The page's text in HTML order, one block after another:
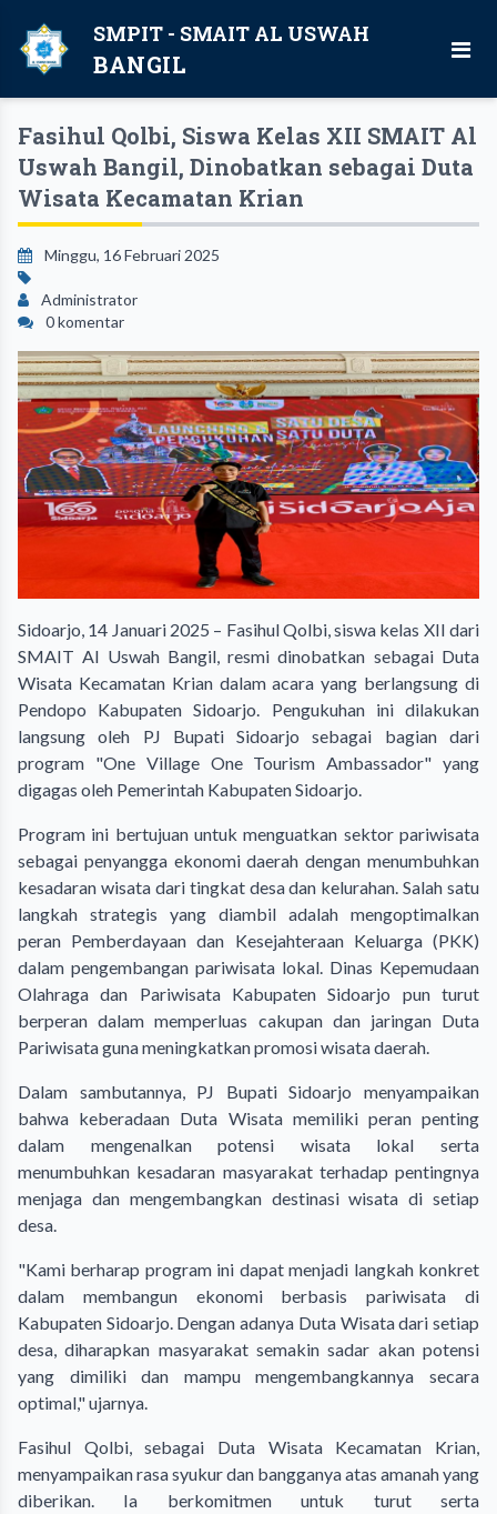
SMPIT - SMAIT AL USWAH
BANGIL
Fasihul Qolbi, Siswa Kelas XII SMAIT Al
Uswah Bangil, Dinobatkan sebagai Duta
Wisata Kecamatan Krian
Minggu, 16 Februari 2025
Administrator
0 komentar
Sidoarjo, 14 Januari 2025 – Fasihul Qolbi, siswa kelas XII dari
SMAIT Al Uswah Bangil, resmi dinobatkan sebagai Duta
Wisata Kecamatan Krian dalam acara yang berlangsung di
Pendopo Kabupaten Sidoarjo. Pengukuhan ini dilakukan
langsung oleh PJ Bupati Sidoarjo sebagai bagian dari
program "One Village One Tourism Ambassador" yang
digagas oleh Pemerintah Kabupaten Sidoarjo.
Program ini bertujuan untuk menguatkan sektor pariwisata
sebagai penyangga ekonomi daerah dengan menumbuhkan
kesadaran wisata dari tingkat desa dan kelurahan. Salah satu
langkah strategis yang diambil adalah mengoptimalkan
peran Pemberdayaan dan Kesejahteraan Keluarga (PKK)
dalam pengembangan pariwisata lokal. Dinas Kepemudaan
Olahraga dan Pariwisata Kabupaten Sidoarjo pun turut
berperan dalam memperluas cakupan dan jaringan Duta
Pariwisata guna meningkatkan promosi wisata daerah.
Dalam sambutannya, PJ Bupati Sidoarjo menyampaikan
bahwa keberadaan Duta Wisata memiliki peran penting
dalam mengenalkan potensi wisata lokal serta
menumbuhkan kesadaran masyarakat terhadap pentingnya
menjaga dan mengembangkan destinasi wisata di setiap
desa.
"Kami berharap program ini dapat menjadi langkah konkret
dalam membangun ekonomi berbasis pariwisata di
Kabupaten Sidoarjo. Dengan adanya Duta Wisata dari setiap
desa, diharapkan masyarakat semakin sadar akan potensi
yang dimiliki dan mampu mengembangkannya secara
optimal," ujarnya.
Fasihul Qolbi, sebagai Duta Wisata Kecamatan Krian,
menyampaikan rasa syukur dan bangganya atas amanah yang
diberikan. Ia berkomitmen untuk turut serta